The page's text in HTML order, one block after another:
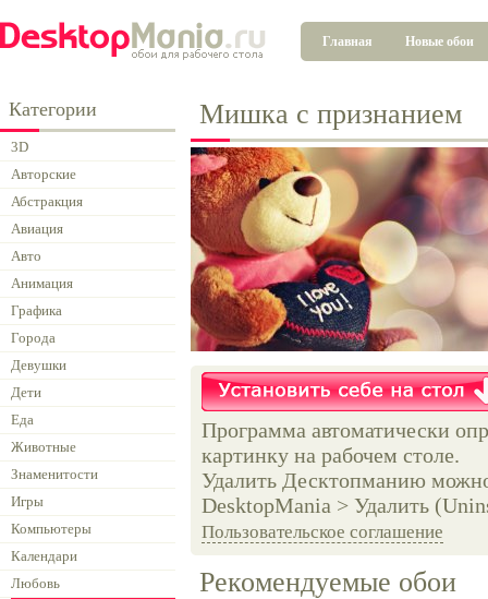
Главная Новые обои
Категории
3D
Авторские
Абстракция
Авиация
Авто
Анимация
Графика
Города
Девушки
Дети
Еда
Животные
Знаменитости
Игры
Компьютеры
Календари
Любовь
Мишка с признанием
Программа автоматически
картинку на рабочем столе.
Удалить Десктопманию
DesktopMania > Удалить
Пользовательское соглашение
Рекомендуемые обои